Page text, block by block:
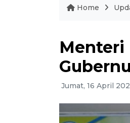
Home
Menteri
Jumat, 16 April